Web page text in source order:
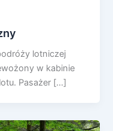
lotniczej
w kabinie
Pasażer […]